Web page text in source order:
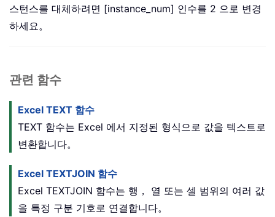
스턴스를 대체하려면 [instance_num] 인수를 2 으로 변경
하세요。
관련 함수
Excel TEXT 함수
TEXT 함수는 Excel 에서 지정된 형식으로 값을 텍스트로
변환합니다。
Excel TEXTJOIN 함수
Excel TEXTJOIN 함수는 행， 열 또는 셀 범위의 여러 값
을 특정 구분 기호로 연결합니다。